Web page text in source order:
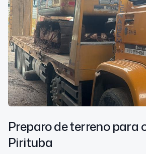
Preparo de terreno para
Pirituba